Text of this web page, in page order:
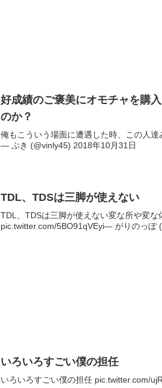
好成績のご褒美にオモチャを購
のか？
俺もこういう場面に遭遇した時、この人
— ぷき (@vinly45) 2018年10月31日
TDL、TDSは三脚が使えない
TDL、TDSは三脚が使えない変な所や変
pic.twitter.com/5BO91qVEyi— がりのっぽ
いろいろすごい僕の担任
いろいろすごい僕の担任 pic.twitter.com/